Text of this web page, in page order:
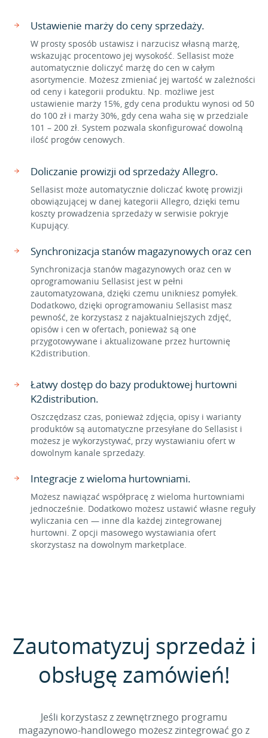
Ustawienie marży do ceny sprzedaży.
W prosty sposób ustawisz i narzucisz własną marżę,
wskazując procentowo jej wysokość. Sellasist może
automatycznie doliczyć marżę do cen w całym
asortymencie. Możesz zmieniać jej wartość w zależności
od ceny i kategorii produktu. Np. możliwe jest
ustawienie marży 15%, gdy cena produktu wynosi od 50
do 100 zł i marży 30%, gdy cena waha się w przedziale
101 – 200 zł. System pozwala skonfigurować dowolną
ilość progów cenowych.
Doliczanie prowizji od sprzedaży Allegro.
Sellasist może automatycznie doliczać kwotę prowizji
obowiązującej w danej kategorii Allegro, dzięki temu
koszty prowadzenia sprzedaży w serwisie pokryje
Kupujący.
Synchronizacja stanów magazynowych oraz cen
Synchronizacja stanów magazynowych oraz cen w
oprogramowaniu Sellasist jest w pełni
zautomatyzowana, dzięki czemu unikniesz pomyłek.
Dodatkowo, dzięki oprogramowaniu Sellasist masz
pewność, że korzystasz z najaktualniejszych zdjęć,
opisów i cen w ofertach, ponieważ są one
przygotowywane i aktualizowane przez hurtownię
K2distribution.
Łatwy dostęp do bazy produktowej hurtowni
K2distribution.
Oszczędzasz czas, ponieważ zdjęcia, opisy i warianty
produktów są automatyczne przesyłane do Sellasist i
możesz je wykorzystywać, przy wystawianiu ofert w
dowolnym kanale sprzedaży.
Integracje z wieloma hurtowniami.
Możesz nawiązać współpracę z wieloma hurtowniami
jednocześnie. Dodatkowo możesz ustawić własne reguły
wyliczania cen — inne dla każdej zintegrowanej
hurtowni. Z opcji masowego wystawiania ofert
skorzystasz na dowolnym marketplace.
Zautomatyzuj sprzedaż i
obsługę zamówień!
Jeśli korzystasz z zewnętrznego programu
magazynowo-handlowego możesz zintegrować go z